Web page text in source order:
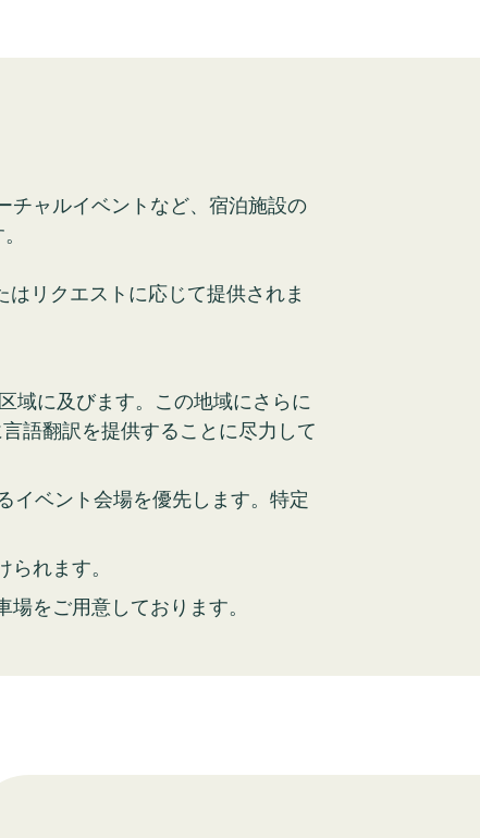
チャルイベントなど、宿泊施設の
リクエストに応じて提供されま
に及びます。この地域にさらに
語翻訳を提供することに尽力して
ベント会場を優先します。特定
れます。
をご用意しております。